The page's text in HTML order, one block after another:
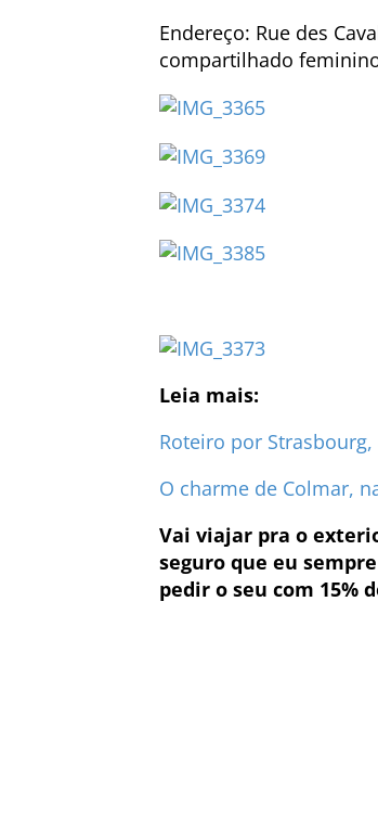
Endereço: Rue des
compartilhado
Leia mais:
Roteiro por
O charme de Colmar,
Vai viajar pra o
seguro que eu
pedir o seu com 15%